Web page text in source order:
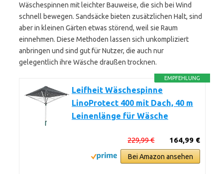
Wäschespinnen mit leichter Bauweise, die sich bei Wind
schnell bewegen. Sandsäcke bieten zusätzlichen Halt, sind
aber in kleinen Gärten etwas störend, weil sie Raum
einnehmen. Diese Methoden lassen sich unkompliziert
anbringen und sind gut für Nutzer, die auch nur
gelegentlich ihre Wäsche draußen trocknen.
EMPFEHLUNG
Leifheit Wäschespinne
LinoProtect 400 mit Dach, 40 m
Leinenlänge für Wäsche
164,99 €
229,99 €
Bei Amazon ansehen